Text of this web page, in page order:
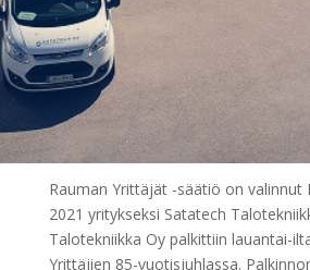
Rauman Yrittäjät -säätiö on valinnut
2021 yritykseksi Satatech
Talotekniikka Oy palkittiin lauantai-
Yrittäjien 85-vuotisjuhlassa.